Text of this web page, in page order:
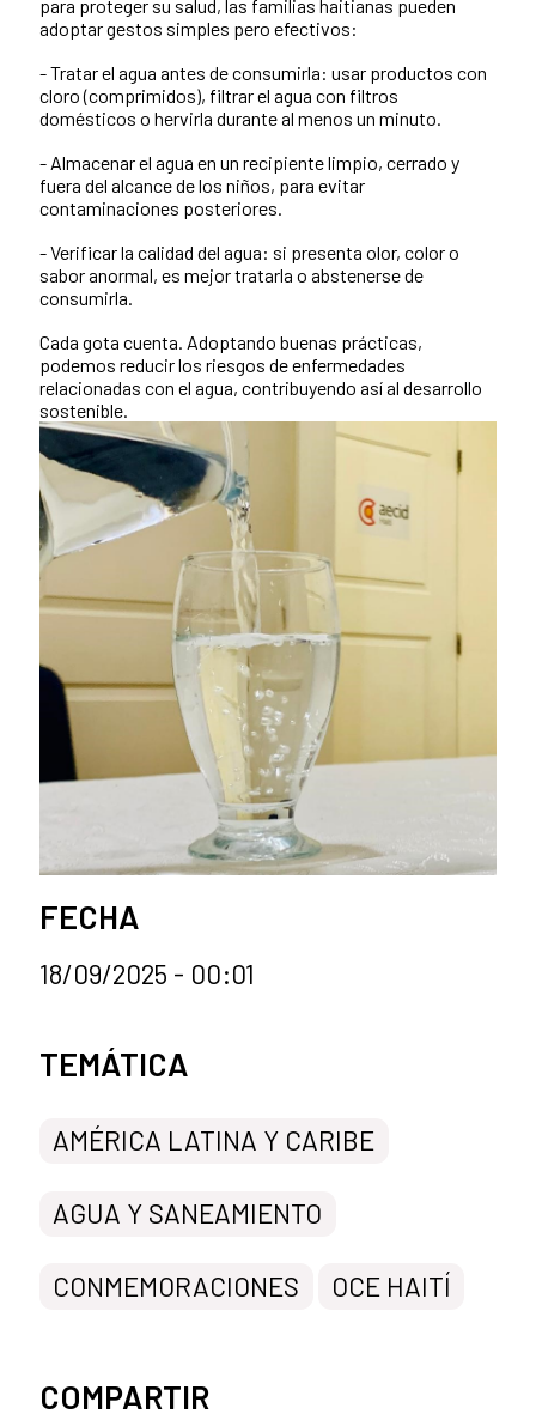
para proteger su salud, las familias haitianas pueden
adoptar gestos simples pero efectivos:
- Tratar el agua antes de consumirla: usar productos con
cloro (comprimidos), filtrar el agua con filtros
domésticos o hervirla durante al menos un minuto.
- Almacenar el agua en un recipiente limpio, cerrado y
fuera del alcance de los niños, para evitar
contaminaciones posteriores.
- Verificar la calidad del agua: si presenta olor, color o
sabor anormal, es mejor tratarla o abstenerse de
consumirla.
Cada gota cuenta. Adoptando buenas prácticas,
podemos reducir los riesgos de enfermedades
relacionadas con el agua, contribuyendo así al desarrollo
sostenible.
FECHA
18/09/2025 - 00:01
Categorías de la noticia
TEMÁTICA
AMÉRICA LATINA Y CARIBE
AGUA Y SANEAMIENTO
CONMEMORACIONES OCE HAITÍ
COMPARTIR